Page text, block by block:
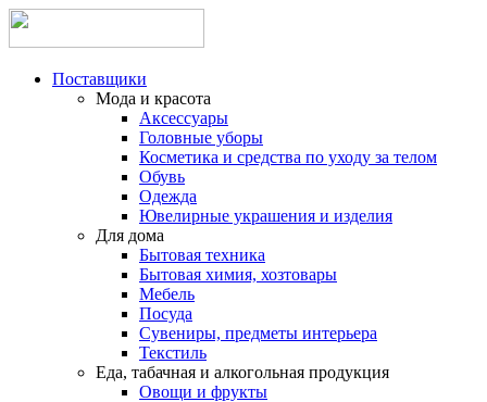
Поставщики
Мода и красота
Аксессуары
Головные уборы
Косметика и средства по уходу за телом
Обувь
Одежда
Ювелирные украшения и изделия
Для дома
Бытовая техника
Бытовая химия, хозтовары
Мебель
Посуда
Сувениры, предметы интерьера
Текстиль
Еда, табачная и алкогольная продукция
Овощи и фрукты